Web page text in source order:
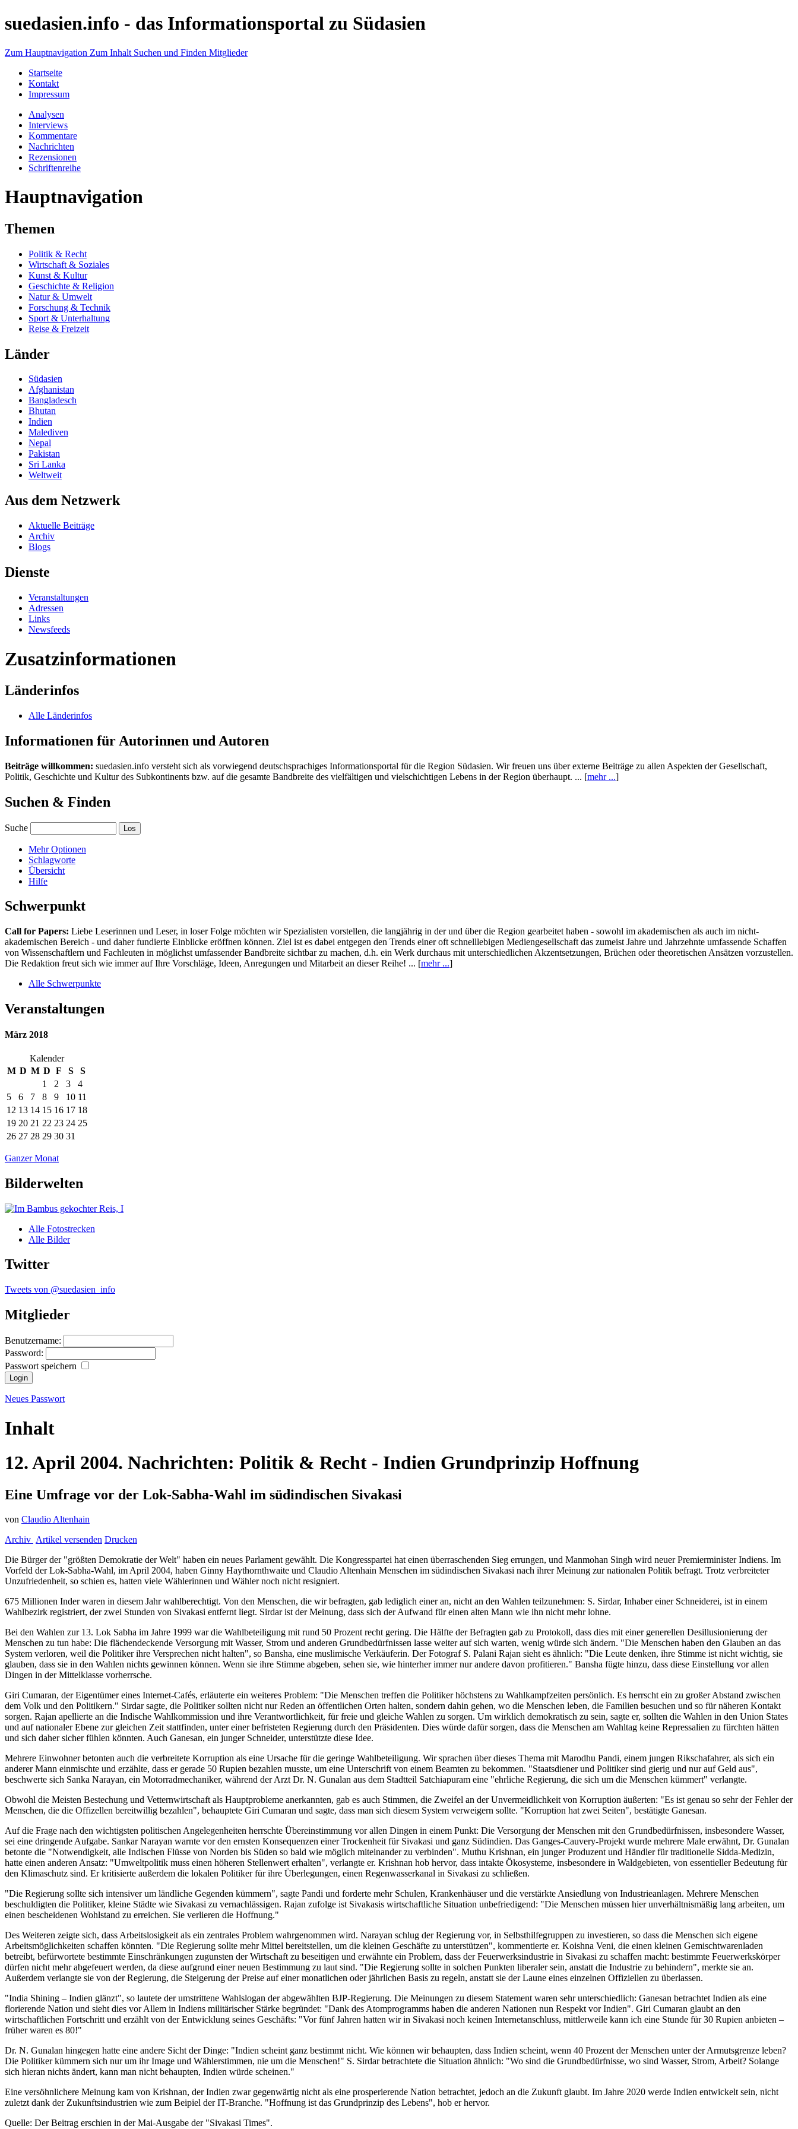
suedasien.info - das Informationsportal zu Südasien
Zum Hauptnavigation Zum Inhalt Suchen und Finden Mitglieder
Startseite
Kontakt
Impressum
Analysen
Interviews
Kommentare
Nachrichten
Rezensionen
Schriftenreihe
Hauptnavigation
Themen
Politik & Recht
Wirtschaft & Soziales
Kunst & Kultur
Geschichte & Religion
Natur & Umwelt
Forschung & Technik
Sport & Unterhaltung
Reise & Freizeit
Länder
Südasien
Afghanistan
Bangladesch
Bhutan
Indien
Malediven
Nepal
Pakistan
Sri Lanka
Weltweit
Aus dem Netzwerk
Aktuelle Beiträge
Archiv
Blogs
Dienste
Veranstaltungen
Adressen
Links
Newsfeeds
Zusatzinformationen
Länderinfos
Alle Länderinfos
Informationen für Autorinnen und Autoren
Beiträge willkommen: suedasien.info versteht sich als vorwiegend deutschsprachiges Informationsportal für die Region Südasien. Wir freuen uns über externe Beiträge zu allen Aspekten der Gesellschaft,
Politik, Geschichte und Kultur des Subkontinents bzw. auf die gesamte Bandbreite des vielfältigen und vielschichtigen Lebens in der Region überhaupt. ... [mehr ...]
Suchen & Finden
Suche
Mehr Optionen
Schlagworte
Übersicht
Hilfe
Schwerpunkt
Call for Papers: Liebe Leserinnen und Leser, in loser Folge möchten wir Spezialisten vorstellen, die langjährig in der und über die Region gearbeitet haben - sowohl im akademischen als auch im nicht-
akademischen Bereich - und daher fundierte Einblicke eröffnen können. Ziel ist es dabei entgegen den Trends einer oft schnelllebigen Mediengesellschaft das zumeist Jahre und Jahrzehnte umfassende Schaffen
von Wissenschaftlern und Fachleuten in möglichst umfassender Bandbreite sichtbar zu machen, d.h. ein Werk durchaus mit unterschiedlichen Akzentsetzungen, Brüchen oder theoretischen Ansätzen vorzustellen.
Die Redaktion freut sich wie immer auf Ihre Vorschläge, Ideen, Anregungen und Mitarbeit an dieser Reihe! ... [mehr ...]
Alle Schwerpunkte
Veranstaltungen
März 2018
Kalender
M D M D F S
S
1
2 3
4
5
6 7 8 9 10 11
12 13 14 15 16 17 18
19 20 21 22 23 24 25
26 27 28 29 30 31
Ganzer Monat
Bilderwelten
Alle Fotostrecken
Alle Bilder
Twitter
Tweets von @suedasien_info
Mitglieder
Benutzername:
Password:
Passwort speichern
Neues Passwort
Inhalt
12.April 2004. Nachrichten: Politik & Recht - Indien Grundprinzip Hoffnung
Eine Umfrage vor der Lok-Sabha-Wahl im südindischen Sivakasi
von Claudio Altenhain
Archiv Artikel versenden Drucken
Die Bürger der "größten Demokratie der Welt" haben ein neues Parlament gewählt. Die Kongresspartei hat einen überraschenden Sieg errungen, und Manmohan Singh wird neuer Premierminister Indiens. Im
Vorfeld der Lok-Sabha-Wahl, im April 2004, haben Ginny Haythornthwaite und Claudio Altenhain Menschen im südindischen Sivakasi nach ihrer Meinung zur nationalen Politik befragt. Trotz verbreiteter
Unzufriedenheit, so schien es, hatten viele Wählerinnen und Wähler noch nicht resigniert.
675 Millionen Inder waren in diesem Jahr wahlberechtigt. Von den Menschen, die wir befragten, gab lediglich einer an, nicht an den Wahlen teilzunehmen: S. Sirdar, Inhaber einer Schneiderei, ist in einem
Wahlbezirk registriert, der zwei Stunden von Sivakasi entfernt liegt. Sirdar ist der Meinung, dass sich der Aufwand für einen alten Mann wie ihn nicht mehr lohne.
Bei den Wahlen zur 13. Lok Sabha im Jahre 1999 war die Wahlbeteiligung mit rund 50 Prozent recht gering. Die Hälfte der Befragten gab zu Protokoll, dass dies mit einer generellen Desillusionierung der
Menschen zu tun habe: Die flächendeckende Versorgung mit Wasser, Strom und anderen Grundbedürfnissen lasse weiter auf sich warten, wenig würde sich ändern. "Die Menschen haben den Glauben an das
System verloren, weil die Politiker ihre Versprechen nicht halten", so Bansha, eine muslimische Verkäuferin. Der Fotograf S. Palani Rajan sieht es ähnlich: "Die Leute denken, ihre Stimme ist nicht wichtig, sie
glauben, dass sie in den Wahlen nichts gewinnen können. Wenn sie ihre Stimme abgeben, sehen sie, wie hinterher immer nur andere davon profitieren." Bansha fügte hinzu, dass diese Einstellung vor allen
Dingen in der Mittelklasse vorherrsche.
Giri Cumaran, der Eigentümer eines Internet-Cafés, erläuterte ein weiteres Problem: "Die Menschen treffen die Politiker höchstens zu Wahlkampfzeiten persönlich. Es herrscht ein zu großer Abstand zwischen
dem Volk und den Politikern." Sirdar sagte, die Politiker sollten nicht nur Reden an öffentlichen Orten halten, sondern dahin gehen, wo die Menschen leben, die Familien besuchen und so für näheren Kontakt
sorgen. Rajan apellierte an die Indische Wahlkommission und ihre Verantwortlichkeit, für freie und gleiche Wahlen zu sorgen. Um wirklich demokratisch zu sein, sagte er, sollten die Wahlen in den Union States
und auf nationaler Ebene zur gleichen Zeit stattfinden, unter einer befristeten Regierung durch den Präsidenten. Dies würde dafür sorgen, dass die Menschen am Wahltag keine Repressalien zu fürchten hätten
und sich daher sicher fühlen könnten. Auch Ganesan, ein junger Schneider, unterstützte diese Idee.
Mehrere Einwohner betonten auch die verbreitete Korruption als eine Ursache für die geringe Wahlbeteiligung. Wir sprachen über dieses Thema mit Marodhu Pandi, einem jungen Rikschafahrer, als sich ein
anderer Mann einmischte und erzählte, dass er gerade 50 Rupien bezahlen musste, um eine Unterschrift von einem Beamten zu bekommen. "Staatsdiener und Politiker sind gierig und nur auf Geld aus",
beschwerte sich Sanka Narayan, ein Motorradmechaniker, während der Arzt Dr. N. Gunalan aus dem Stadtteil Satchiapuram eine "ehrliche Regierung, die sich um die Menschen kümmert" verlangte.
Obwohl die Meisten Bestechung und Vetternwirtschaft als Hauptprobleme anerkannten, gab es auch Stimmen, die Zweifel an der Unvermeidlichkeit von Korruption äußerten: "Es ist genau so sehr der Fehler der
Menschen, die die Offizellen bereitwillig bezahlen", behauptete Giri Cumaran und sagte, dass man sich diesem System verweigern sollte. "Korruption hat zwei Seiten", bestätigte Ganesan.
Auf die Frage nach den wichtigsten politischen Angelegenheiten herrschte Übereinstimmung vor allen Dingen in einem Punkt: Die Versorgung der Menschen mit den Grundbedürfnissen, insbesondere Wasser,
sei eine dringende Aufgabe. Sankar Narayan warnte vor den ernsten Konsequenzen einer Trockenheit für Sivakasi und ganz Südindien. Das Ganges-Cauvery-Projekt wurde mehrere Male erwähnt, Dr. Gunalan
betonte die "Notwendigkeit, alle Indischen Flüsse von Norden bis Süden so bald wie möglich miteinander zu verbinden". Muthu Krishnan, ein junger Produzent und Händler für traditionelle Sidda-Medizin,
hatte einen anderen Ansatz: "Umweltpolitik muss einen höheren Stellenwert erhalten", verlangte er. Krishnan hob hervor, dass intakte Ökosysteme, insbesondere in Waldgebieten, von essentieller Bedeutung für
den Klimaschutz sind. Er kritisierte außerdem die lokalen Politiker für ihre Überlegungen, einen Regenwasserkanal in Sivakasi zu schließen.
"Die Regierung sollte sich intensiver um ländliche Gegenden kümmern", sagte Pandi und forderte mehr Schulen, Krankenhäuser und die verstärkte Ansiedlung von Industrieanlagen. Mehrere Menschen
beschuldigten die Politiker, kleine Städte wie Sivakasi zu vernachlässigen. Rajan zufolge ist Sivakasis wirtschaftliche Situation unbefriedigend: "Die Menschen müssen hier unverhältnismäßig lang arbeiten, um
einen bescheidenen Wohlstand zu erreichen. Sie verlieren die Hoffnung."
Des Weiteren zeigte sich, dass Arbeitslosigkeit als ein zentrales Problem wahrgenommen wird. Narayan schlug der Regierung vor, in Selbsthilfegruppen zu investieren, so dass die Menschen sich eigene
Arbeitsmöglichkeiten schaffen könnten. "Die Regierung sollte mehr Mittel bereitstellen, um die kleinen Geschäfte zu unterstützen", kommentierte er. Koishna Veni, die einen kleinen Gemischtwarenladen
betreibt, befürwortete bestimmte Einschränkungen zugunsten der Wirtschaft zu beseitigen und erwähnte ein Problem, dass der Feuerwerksindustrie in Sivakasi zu schaffen macht: bestimmte Feuerwerkskörper
dürfen nicht mehr abgefeuert werden, da diese aufgrund einer neuen Bestimmung zu laut sind. "Die Regierung sollte in solchen Punkten liberaler sein, anstatt die Industrie zu behindern", merkte sie an.
Außerdem verlangte sie von der Regierung, die Steigerung der Preise auf einer monatlichen oder jährlichen Basis zu regeln, anstatt sie der Laune eines einzelnen Offiziellen zu überlassen.
"India Shining – Indien glänzt", so lautete der umstrittene Wahlslogan der abgewählten BJP-Regierung. Die Meinungen zu diesem Statement waren sehr unterschiedlich: Ganesan betrachtet Indien als eine
florierende Nation und sieht dies vor Allem in Indiens militärischer Stärke begründet: "Dank des Atomprogramms haben die anderen Nationen nun Respekt vor Indien". Giri Cumaran glaubt an den
wirtschaftlichen Fortschritt und erzählt von der Entwicklung seines Geschäfts: "Vor fünf Jahren hatten wir in Sivakasi noch keinen Internetanschluss, mittlerweile kann ich eine Stunde für 30 Rupien anbieten –
früher waren es 80!"
Dr. N. Gunalan hingegen hatte eine andere Sicht der Dinge: "Indien scheint ganz bestimmt nicht. Wie können wir behaupten, dass Indien scheint, wenn 40 Prozent der Menschen unter der Armutsgrenze leben?
Die Politiker kümmern sich nur um ihr Image und Wählerstimmen, nie um die Menschen!" S. Sirdar betrachtete die Situation ähnlich: "Wo sind die Grundbedürfnisse, wo sind Wasser, Strom, Arbeit? Solange
sich hieran nichts ändert, kann man nicht behaupten, Indien würde scheinen."
Eine versöhnlichere Meinung kam von Krishnan, der Indien zwar gegenwärtig nicht als eine prosperierende Nation betrachtet, jedoch an die Zukunft glaubt. Im Jahre 2020 werde Indien entwickelt sein, nicht
zuletzt dank der Zukunftsindustrien wie zum Beipiel der IT-Branche. "Hoffnung ist das Grundprinzip des Lebens", hob er hervor.
Quelle: Der Beitrag erschien in der Mai-Ausgabe der "Sivakasi Times".